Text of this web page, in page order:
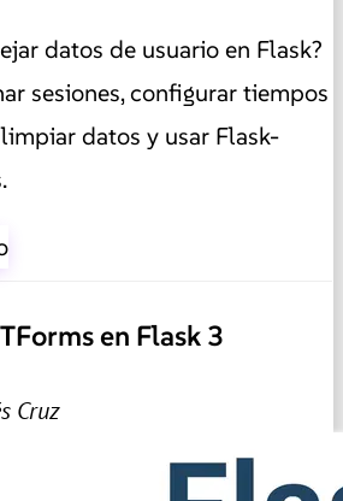
datos de usuario en Flask?
sesiones, configurar tiempos
datos y usar Flask-
en Flask 3
Cruz